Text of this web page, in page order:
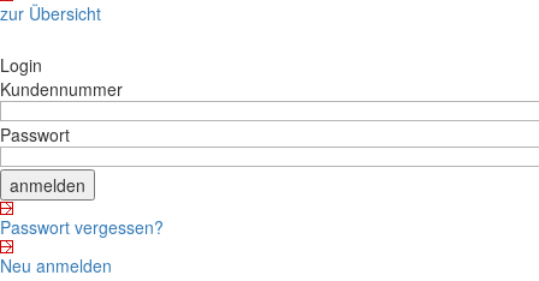
zur Übersicht
Login
Kundennummer
Passwort
Passwort vergessen?
Neu anmelden